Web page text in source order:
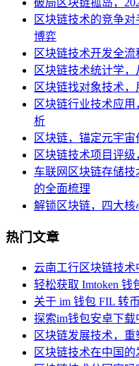
区块链技术的竞争
博弈
区块链技术开发全
区块链技术统计学
区块链找对象技术
区块链行业技术应
析
区块链，锚定元宇
区块链技术项目评
车联网区块链存储
的全面梳理
解锁区块链，四大
热门文章
云南工行区块链技
轻松获取 Imtoken
关于 im 钱包 FIL 转
探索im钱包安卓下
区块链发展技术，
区块链技术在中国的